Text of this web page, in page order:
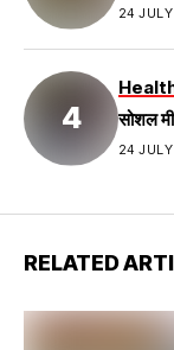
24
सोशल
24
RELATED